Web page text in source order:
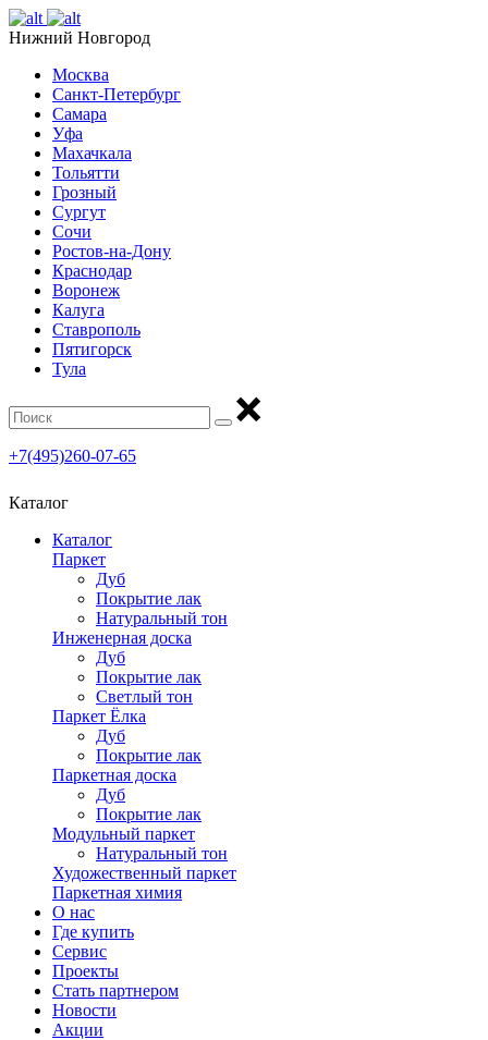
Нижний Новгород
Москва
Санкт-Петербург
Самара
Уфа
Махачкала
Тольятти
Грозный
Сургут
Сочи
Ростов-на-Дону
Краснодар
Воронеж
Калуга
Ставрополь
Пятигорск
Тула
+7(495)260-07-65
Каталог
Каталог
Паркет
Дуб
Покрытие лак
Натуральный тон
Инженерная доска
Дуб
Покрытие лак
Светлый тон
Паркет Ёлка
Дуб
Покрытие лак
Паркетная доска
Дуб
Покрытие лак
Модульный паркет
Натуральный тон
Художественный паркет
Паркетная химия
О нас
Где купить
Сервис
Проекты
Стать партнером
Новости
Акции